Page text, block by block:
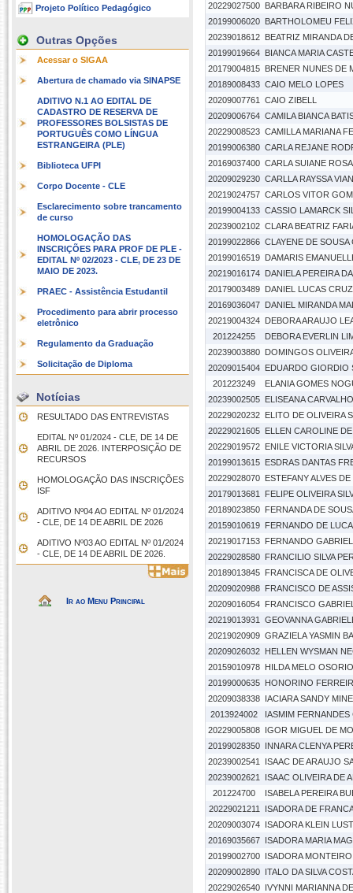
Projeto Político Pedagógico
Outras Opções
Acessar o SIGAA
Abertura de chamado via SINAPSE
ADITIVO N.1 AO EDITAL DE
CADASTRO DE RESERVA DE
PROFESSORES BOLSISTAS DE
PORTUGUÊS COMO LÍNGUA
ESTRANGEIRA (PLE)
Biblioteca UFPI
Corpo Docente - CLE
Esclarecimento sobre trancamento
de curso
HOMOLOGAÇÃO DAS
INSCRIÇÕES PARA PROF DE PLE -
EDITAL Nº 02/2023 - CLE, DE 23 DE
MAIO DE 2023.
PRAEC - Assistência Estudantil
Procedimento para abrir processo
eletrônico
Regulamento da Graduação
Solicitação de Diploma
Notícias
RESULTADO DAS ENTREVISTAS
EDITAL Nº 01/2024 - CLE, DE 14 DE
ABRIL DE 2026. INTERPOSIÇÃO DE
RECURSOS
HOMOLOGAÇÃO DAS INSCRIÇÕES
ISF
ADITIVO Nº04 AO EDITAL Nº 01/2024
- CLE, DE 14 DE ABRIL DE 2026
ADITIVO Nº03 AO EDITAL Nº 01/2024
- CLE, DE 14 DE ABRIL DE 2026.
Ir ao Menu Principal
20229027500 BARBARA RIBEIRO
20199006020 BARTHOLOMEU
20239018612 BEATRIZ MIRANDA
20199019664 BIANCA MARIA
20179004815 BRENER NUNES DE
20189008433 CAIO MELO LOPES
20209007761
CAIO ZIBELL
20209006764 CAMILA BIANCA
20229008523 CAMILLA MARIANA
20199006380 CARLA REJANE
20169037400 CARLA SUIANE
20209029230 CARLLA RAYSSA
20219024757 CARLOS VITOR
20199004133 CASSIO LAMARCK
20239002102 CLARA BEATRIZ
20199022866 CLAYENE DE SOUSA
20199016519 DAMARIS
20219016174 DANIELA PEREIRA
20179003489 DANIEL LUCAS
20169036047 DANIEL MIRANDA
20219004324 DEBORA ARAUJO
201224255
DEBORA EVERLIN
20239003880 DOMINGOS
20209015404 EDUARDO GIORDIO
201223249
ELANIA GOMES
20239002505 ELISEANA
20229020232 ELITO DE OLIVEIRA
20229021605 ELLEN CAROLINE
20229019572 ENILE VICTORIA
20199013615 ESDRAS DANTAS
20229028070 ESTEFANY ALVES
20179013681
FELIPE OLIVEIRA
20189023850 FERNANDA DE
20159010619 FERNANDO DE
20219017153 FERNANDO
20229028580 FRANCILIO SILVA
20189013845 FRANCISCA DE
20209020988 FRANCISCO DE
20209016054 FRANCISCO
20219013931
GEOVANNA
20219020909 GRAZIELA YASMIN
20209026032 HELLEN WYSMAN
20159010978 HILDA MELO
20199000635 HONORINO
20209038338 IACIARA SANDY
2013924002
IASMIM FERNANDES
20229005808 IGOR MIGUEL DE
20199028350 INNARA CLENYA
20239002541
ISAAC DE ARAUJO
20239002621
ISAAC OLIVEIRA DE
201224700
ISABELA PEREIRA
20229021211
ISADORA DE
20209003074 ISADORA KLEIN
20169035667 ISADORA MARIA
20199002700 ISADORA
20209002890 ITALO DA SILVA
20229026540 IVYNNI MARIANNA